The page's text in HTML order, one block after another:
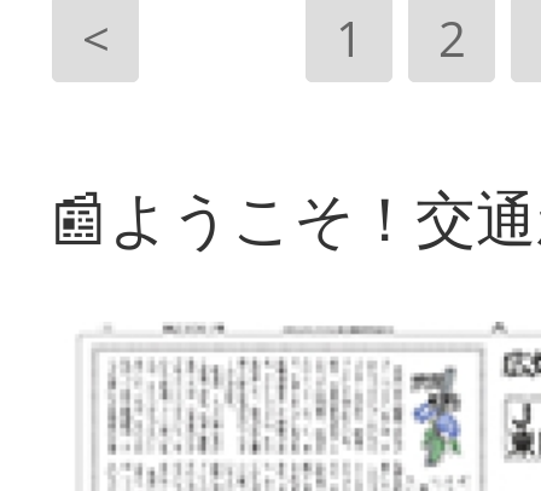
< 1 2
📰ようこそ！交